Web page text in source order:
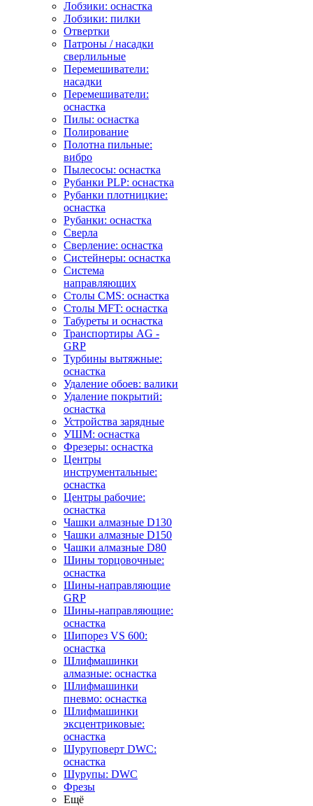
Лобзики: оснастка
Лобзики: пилки
Отвертки
Патроны / насадки
сверлильные
Перемешиватели:
насадки
Перемешиватели:
оснастка
Пилы: оснастка
Полирование
Полотна пильные:
вибро
Пылесосы: оснастка
Рубанки PLP: оснастка
Рубанки плотницкие:
оснастка
Рубанки: оснастка
Сверла
Сверление: оснастка
Систейнеры: оснастка
Система
направляющих
Столы CMS: оснастка
Столы MFT: оснастка
Табуреты и оснастка
Транспортиры AG -
GRP
Турбины вытяжные:
оснастка
Удаление обоев: валики
Удаление покрытий:
оснастка
Устройства зарядные
УШМ: оснастка
Фрезеры: оснастка
Центры
инструментальные:
оснастка
Центры рабочие:
оснастка
Чашки алмазные D130
Чашки алмазные D150
Чашки алмазные D80
Шины торцовочные:
оснастка
Шины-направляющие
GRP
Шины-направляющие:
оснастка
Шипорез VS 600:
оснастка
Шлифмашинки
алмазные: оснастка
Шлифмашинки
пневмо: оснастка
Шлифмашинки
эксцентриковые:
оснастка
Шуруповерт DWC:
оснастка
Шурупы: DWC
Фрезы
Ещё